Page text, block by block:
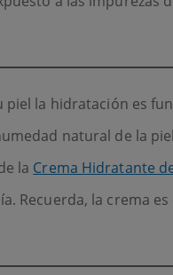
piel la hidratación es
natural de la
la Crema Hidratante
Recuerda, la crema